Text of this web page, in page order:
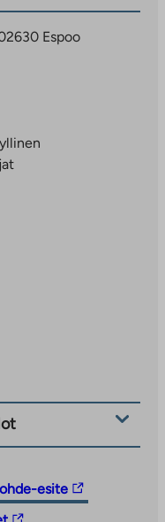
Espoo
esite